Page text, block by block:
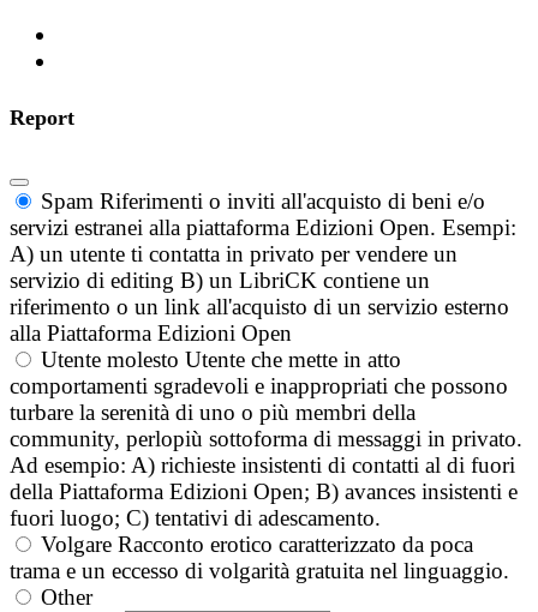
Report
Spam Riferimenti o inviti all'acquisto di beni e/o
servizi estranei alla piattaforma Edizioni Open. Esempi:
A) un utente ti contatta in privato per vendere un
servizio di editing B) un LibriCK contiene un
riferimento o un link all'acquisto di un servizio esterno
alla Piattaforma Edizioni Open
Utente molesto Utente che mette in atto
comportamenti sgradevoli e inappropriati che possono
turbare la serenità di uno o più membri della
community, perlopiù sottoforma di messaggi in privato.
Ad esempio: A) richieste insistenti di contatti al di fuori
della Piattaforma Edizioni Open; B) avances insistenti e
fuori luogo; C) tentativi di adescamento.
Volgare Racconto erotico caratterizzato da poca
trama e un eccesso di volgarità gratuita nel linguaggio.
Other